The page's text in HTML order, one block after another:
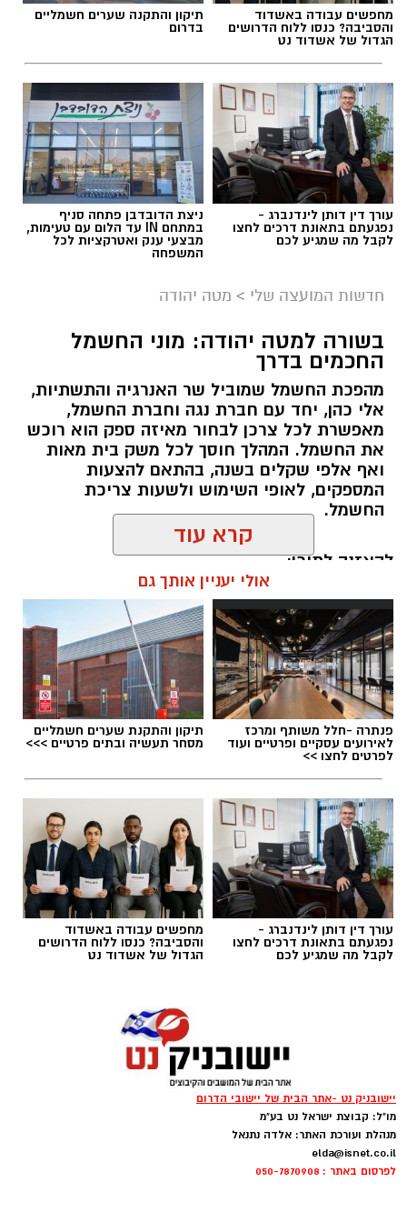
מחפשים עבודה באשדוד
והסביבה? כנסו ללוח הדרושים
הגדול של אשדוד נט
תיקון והתקנה שערים חשמליים
בדרום
עורך דין דותן לינדנברג -
נפגעתם בתאונת דרכים לחצו
לקבל מה שמגיע לכם
ניצת הדובדבן פתחה סניף
במתחם IN עד הלום עם טעימות,
מבצעי ענק ואטרקציות לכל
המשפחה
חדשות המועצה שלי > מטה יהודה
בשורה למטה יהודה: מוני החשמל
החכמים בדרך
מהפכת החשמל שמוביל שר האנרגיה והתשתיות,
אלי כהן, יחד עם חברת נגה וחברת החשמל,
מאפשרת לכל צרכן לבחור מאיזה ספק הוא רוכש
את החשמל. המהלך חוסך לכל משק בית מאות
ואף אלפי שקלים בשנה, בהתאם להצעות
המספקים, לאופי השימוש ולשעות צריכת
החשמל.
להאזנה לתוכן:
אלדה נתנאל / 18:18 05.08.26
תגים:בשורה למטה יהודה: מוני החשמל החכמים
בדרך
קדריט לתמונה: דוברות משרד האנרגיה
פריסת המונים החכמים במועצה תאפשר לתושבים
קרא עוד
אולי יעניין אותך גם
פנתרה -חלל משותף ומרכז
לאירועים עסקיים ופרטיים ועוד
לפרטים לחצו >>
תיקון והתקנת שערים חשמליים
מסחר תעשיה ובתים פרטיים >>>
עורך דין דותן לינדנברג -
נפגעתם בתאונת דרכים לחצו
לקבל מה שמגיע לכם
מחפשים עבודה באשדוד
והסביבה? כנסו ללוח הדרושים
הגדול של אשדוד נט
יישובניק נט -אתר הבית של יישובי הדרום
מו"ל: קבוצת ישראל נט בע"מ
מנהלת ועורכת האתר: אלדה נתנאל
elda@isnet.co.il
לפרסום באתר : 050-7870908